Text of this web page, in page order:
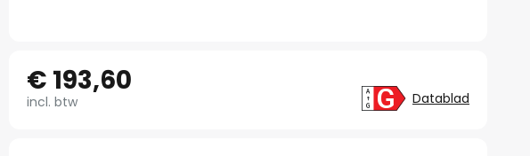
€ 193,60
incl. btw Datablad